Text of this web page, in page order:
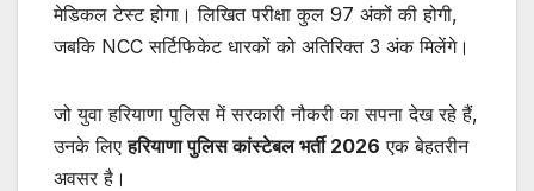
मेडिकल टेस्ट होगा। लिखित परीक्षा कुल 97 अंकों की होगी,
जबकि NCC सर्टिफिकेट धारकों को अतिरिक्त 3 अंक मिलेंगे।
जो युवा हरियाणा पुलिस में सरकारी नौकरी का सपना देख रहे हैं,
उनके लिएहरियाणा पुलिस कांस्टेबल भर्ती 2026 एक बेहतरीन
अवसर है।